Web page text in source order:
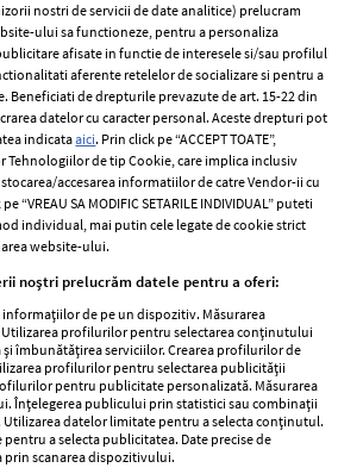
Termeni si conditii
Politica de
confidențialitate
Politica de cookies
Publicitate
femei
Viva
Avantaje
Retete practice
Decizia ONJN nr. 821/25.09.2025.
nostri de servicii de date analitice) prelucram
ului sa functioneze, pentru a personaliza
afisate in functie de interesele si/sau profilul
aferente retelelor de socializare si pentru a
Beneficiati de drepturile prevazute de art. 15-22 din
datelor cu caracter personal. Aceste drepturi pot
indicataaici. Prin click pe “ACCEPT TOATE”,
Tehnologiilor de tip Cookie, care implica inclusiv
accesarea informatiilor de catre Vendor-ii cu
“VREAU SA MODIFIC SETARILE INDIVIDUAL” puteti
individual, mai putin cele legate de cookie strict
website-ului.
noștri prelucrăm datele pentru a oferi:
informațiilor de pe un dispozitiv. Măsurarea
profilurilor pentru selectarea conținutului
și îmbunătățirea serviciilor. Crearea profilurilor de
profilurilor pentru selectarea publicității
pentru publicitate personalizată. Măsurarea
Înțelegerea publicului prin statistici sau combinații
Utilizarea datelor limitate pentru a selecta conținutul.
a selecta publicitatea. Date precise de
scanarea dispozitivului.